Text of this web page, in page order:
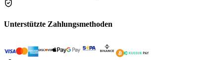
Unterstützte Zahlungsmethoden